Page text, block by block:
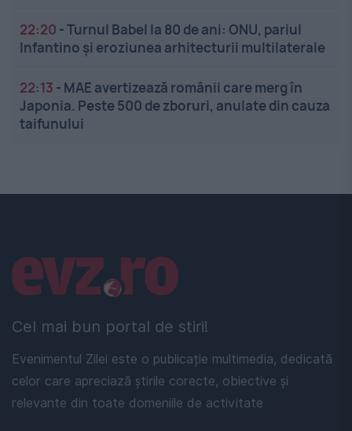
22:20 -Turnul Babel la 80 de ani: ONU, pariul
Infantino și eroziunea arhitecturii multilaterale
22:13 - MAE avertizează românii care merg în
Japonia. Peste 500 de zboruri, anulate din cauza
taifunului
Cel mai bun portal de stiri!
Evenimentul Zilei este o publicație multimedia, dedicată
celor care apreciază știrile corecte, obiective și
relevante din toate domeniile de activitate
Linkuri utile